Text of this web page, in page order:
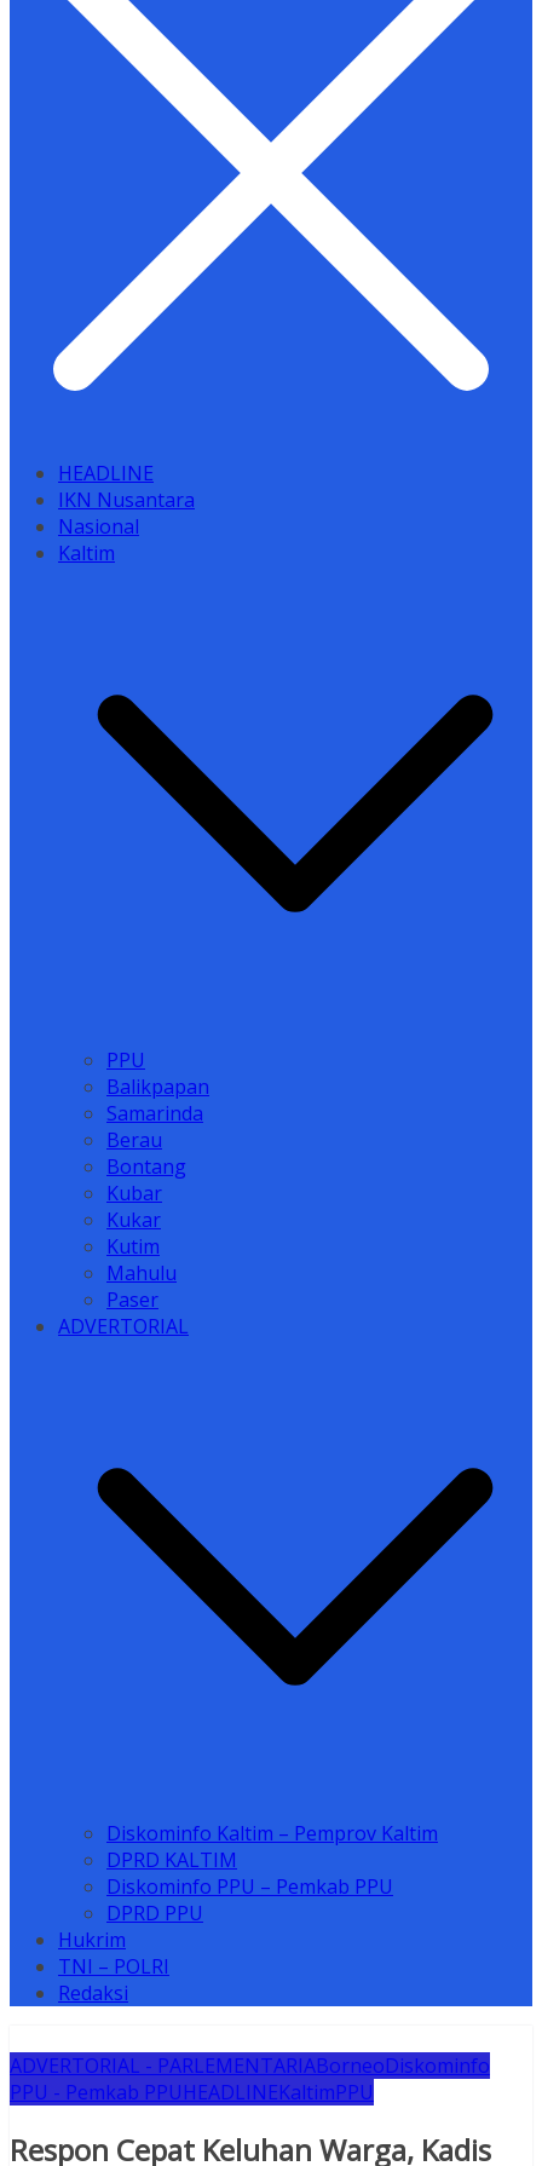
HEADLINE
IKN Nusantara
Nasional
Kaltim
PPU
Balikpapan
Samarinda
Berau
Bontang
Kubar
Kukar
Kutim
Mahulu
Paser
ADVERTORIAL
Diskominfo Kaltim – Pemprov Kaltim
DPRD KALTIM
Diskominfo PPU – Pemkab PPU
DPRD PPU
Hukrim
TNI – POLRI
Redaksi
ADVERTORIAL - PARLEMENTARIABorneoDiskominfo
PPU - Pemkab PPUHEADLINEKaltimPPU
Respon Cepat Keluhan Warga, Kadis